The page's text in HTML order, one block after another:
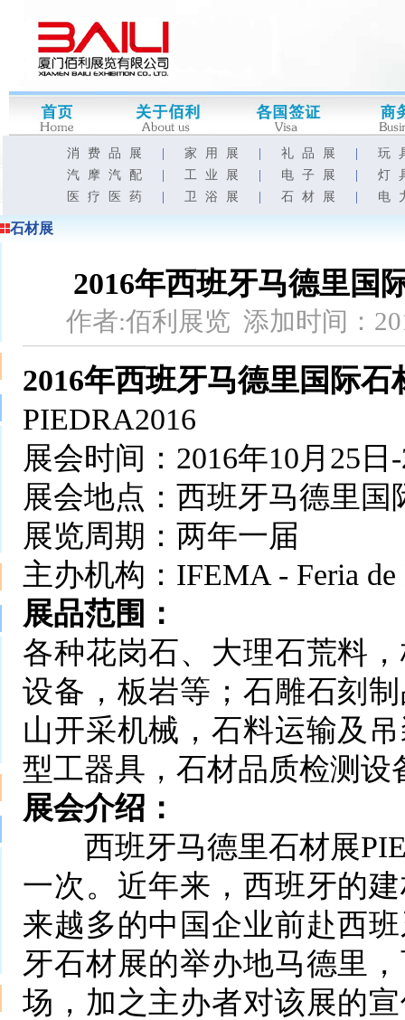
消费品展 |家用展 |礼品展 |玩
汽摩汽配
|工业展 电子展 |灯
医疗医药
|卫浴展 |石材展 电
石材展
2016年西班牙马德里国
作者:佰利展览 添加时间：
2016年西班牙马德里国际石
PIEDRA2016
展会时间：2016年10月25日
展会地点：西班牙马德里国
展览周期：两年一届
主办机构：IFEMA - Feria de
展品范围：
各种花岗石、大理石荒料
设备，板岩等；石雕石刻
山开采机械，石料运输及
型工器具，石材品质检测
展会介绍：
西班牙马德里石材展
一次。近年来，西班牙的
来越多的中国企业前赴西
牙石材展的举办地马德里
场，加之主办者对该展的